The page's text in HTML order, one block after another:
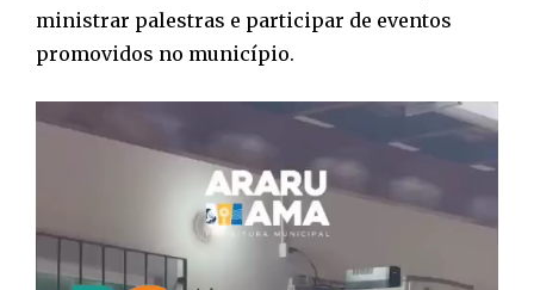
ministrar palestras e participar de eventos
promovidos no município.